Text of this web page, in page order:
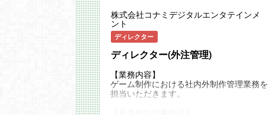
株式会社コナミデジタルエンタテインメ
ント
ディレクター
ディレクター(外注管理)
【業務内容】
ゲーム制作における社内外制作管理業務を
担当いただきます。